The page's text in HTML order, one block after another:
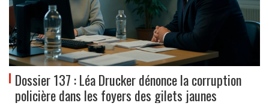
Dossier 137 : Léa Drucker dénonce la corruption
policière dans les foyers des gilets jaunes